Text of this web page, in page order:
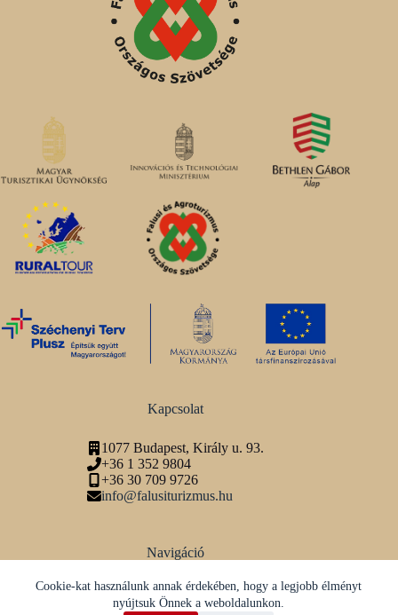
Cookie-kat használunk annak érdekében, hogy a legjobb élményt
nyújtsuk Önnek a weboldalunkon.
Kapcsolat
1077 Budapest, Király u. 93.
+36 1 352 9804
+36 30 709 9726
info@falusiturizmus.hu
Navigáció
Adatvédelmi tájékoztató
Közösségi média